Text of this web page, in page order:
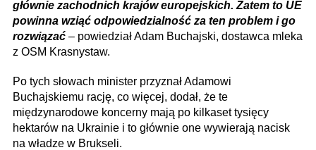
głównie zachodnich krajów europejskich. Zatem to UE
powinna wziąć odpowiedzialność za ten problem i go
rozwiązać – powiedział Adam Buchajski, dostawca mleka
z OSM Krasnystaw.
Po tych słowach minister przyznał Adamowi
Buchajskiemu rację, co więcej, dodał, że te
międzynarodowe koncerny mają po kilkaset tysięcy
hektarów na Ukrainie i to głównie one wywierają nacisk
na władze w Brukseli.